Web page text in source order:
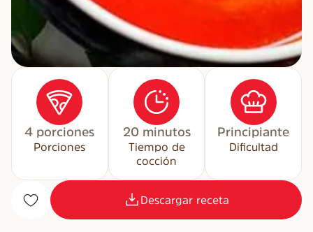
Porciones
4 porciones
Tiempo de
cocción
20 minutos
Dificultad
Principiante
Descargar receta